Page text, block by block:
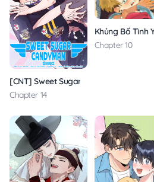
[CNT] Sweet Sugar Candyman
Chapter 14
Khủng Bố Tình
Chapter 10